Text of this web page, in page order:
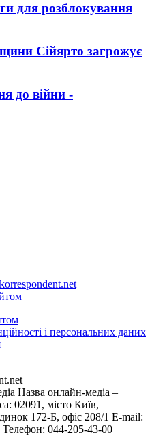
для розблокування
Сійярто загрожує
до війни -
і персональних даних
Назва онлайн-медіа –
02091, місто Київ,
172-Б, офіс 208/1 E-mail:
Телефон: 044-205-43-00